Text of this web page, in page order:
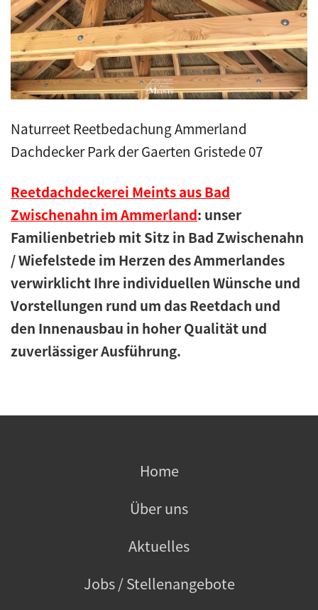
Kunstreet
Pfannendach
Holzbau
Blecharbeiten
Jobs
Kontakt
Navigation schließen
Naturreet Reetbedachung Ammerland
Dachdecker Park der Gaerten Gristede 07
Reetdachdeckerei Meints aus Bad
Zwischenahn im Ammerland: unser
Familienbetrieb mit Sitz in Bad Zwischenahn
/ Wiefelstede im Herzen des Ammerlandes
verwirklicht Ihre individuellen Wünsche und
Vorstellungen rund um das Reetdach und
den Innenausbau in hoher Qualität und
zuverlässiger Ausführung.
Home
Über uns
Aktuelles
Jobs / Stellenangebote